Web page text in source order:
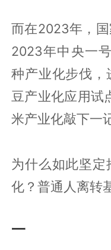
而在2023年，
2023年中央一
种产业化步伐，
豆产业化应用试
米产业化敲下一
为什么如此坚
化？普通人离转
一